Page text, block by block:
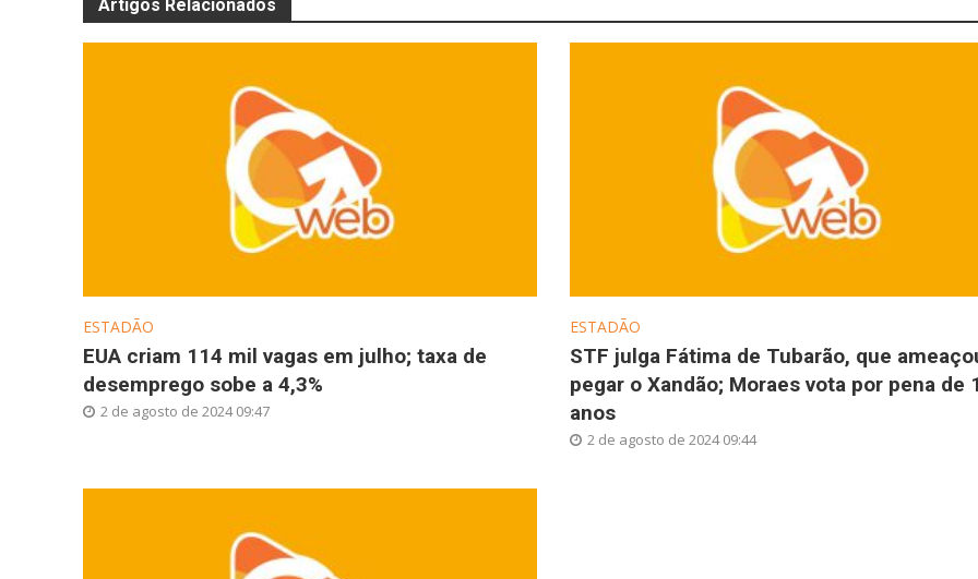
Artigos Relacionados
ESTADÃO
EUA criam 114 mil vagas em julho; taxa de
desemprego sobe a 4,3%
2 de agosto de 2024 09:47
ESTADÃO
STF julga Fátima de Tubarão, que
pegar o Xandão; Moraes vota por pena de
anos
2 de agosto de 2024 09:44